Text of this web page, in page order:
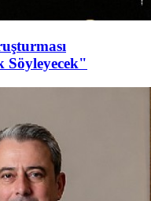
Söyleyecek"